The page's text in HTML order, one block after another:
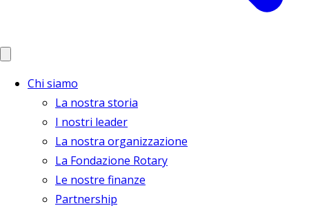
Chi siamo
La nostra storia
I nostri leader
La nostra organizzazione
La Fondazione Rotary
Le nostre finanze
Partnership